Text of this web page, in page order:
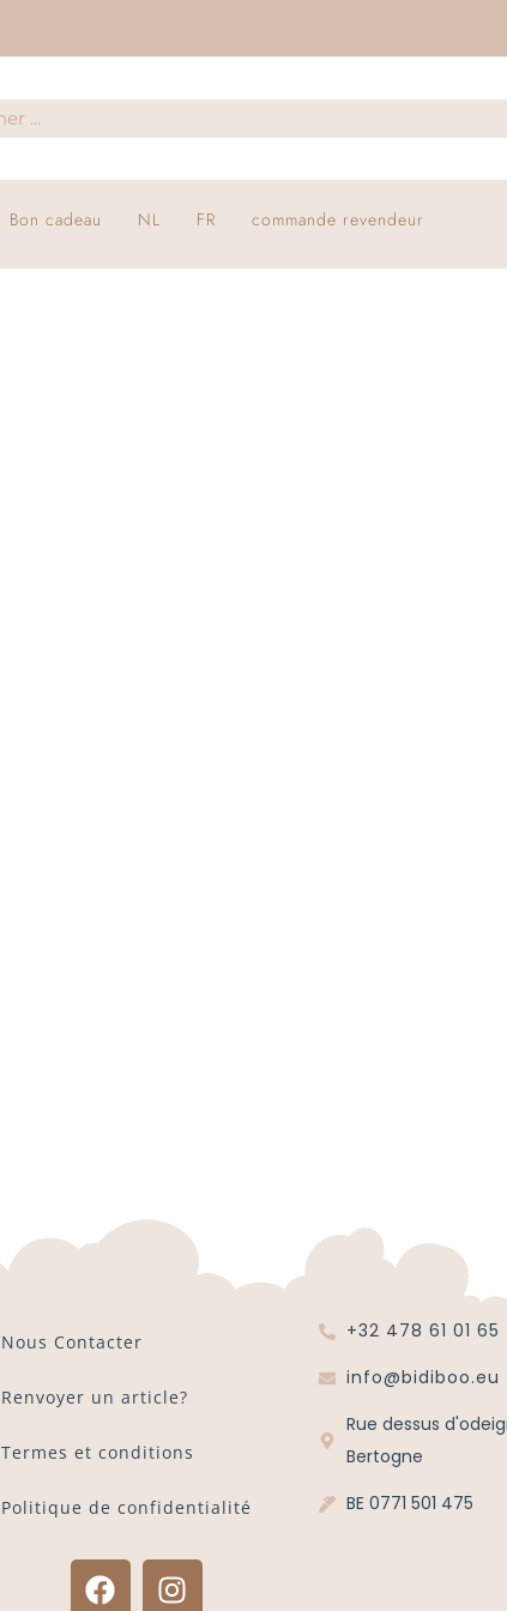
Bon cadeau NL FR commande revendeur
Nous Contacter
Renvoyer un article?
Termes et conditions
Politique de confidentialité
+32 478 61 01 65
info@bidiboo.eu
Rue dessus
Bertogne
BE 0771 501 475